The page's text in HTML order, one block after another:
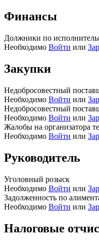
Финансы
Должники по
Необходимо Войти или
Закупки
Недобросовестный
Необходимо Войти или
Недобросовестный
Необходимо Войти или
Жалобы на организатора
Необходимо Войти или
Руководитель
Уголовный розыск
Необходимо Войти или
Задолженность по
Необходимо Войти или
Налоговые